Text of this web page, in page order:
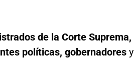
de la Corte Suprema,
políticas, gobernadores y